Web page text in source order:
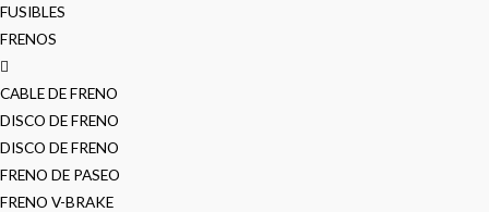
FUSIBLES
FRENOS
CABLE DE FRENO
DISCO DE FRENO
DISCO DE FRENO
FRENO DE PASEO
FRENO V-BRAKE